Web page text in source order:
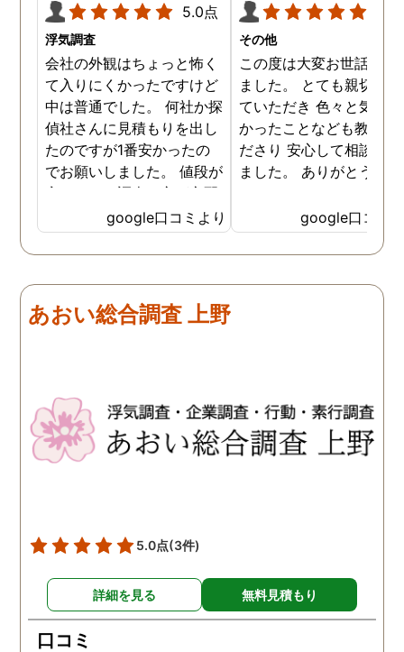
5.0点
浮気調査
会社の外観はちょっと怖く
て入りにくかったですけど
中は普通でした。 何社か探
偵社さんに見積もりを出し
たのですが1番安かったの
でお願いしました。 値段が
安いので、調査の方が心配
でしたがしっかり浮気の証
拠を押さえて頂けました。
ありがとう御座いました。
探偵に頼む事のない人生を
歩みますね(笑)
google口コミより
その他
この度は大変お世話にな
ました。 とても親切に
ていただき 色々と気付
かったことなども教えて
ださり 安心して相談が
ました。 ありがとうご
google口コミ
あおい総合調査 上野
5.0点(3件)
詳細を見る 無料見積もり
口コミ